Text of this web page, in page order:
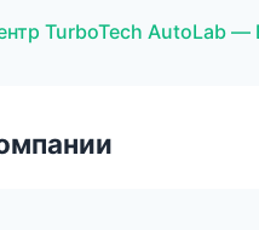
TurboTech AutoLab —